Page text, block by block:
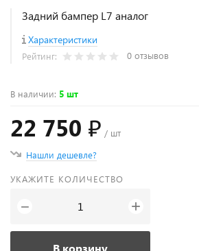
Задний бампер L7 аналог
Характеристики
Рейтинг: 0 отзывов
В наличии: 5 шт
22 750 ₽ / шт
Нашли дешевле?
УКАЖИТЕ КОЛИЧЕСТВО
− +
В корзину